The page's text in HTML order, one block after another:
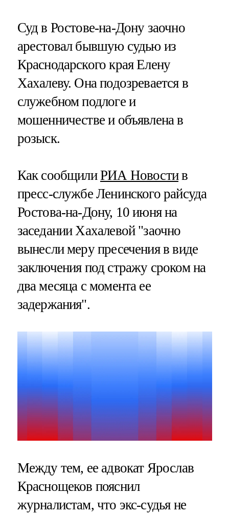
Суд в Ростове-на-Дону заочно
арестовал бывшую судью из
Краснодарского края Елену
Хахалеву. Она подозревается в
служебном подлоге и
мошенничестве и объявлена в
розыск.
Как сообщилиРИА Новостив
пресс-службе Ленинского райсуда
Ростова-на-Дону, 10 июня на
заседании Хахалевой "заочно
вынесли меру пресечения в виде
заключения под стражу сроком на
два месяца с момента ее
задержания".
Между тем, ее адвокат Ярослав
Краснощеков пояснил
журналистам, что экс-судья не